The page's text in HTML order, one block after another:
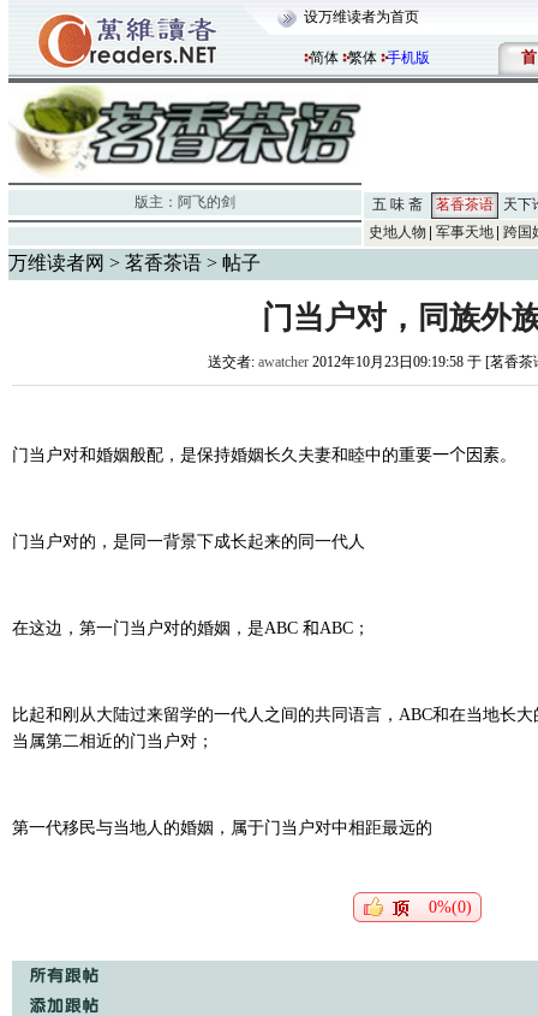
设万维读者为首页
简体 繁体 手机版 首
版主： 阿飞的剑 五 味 斋 茗香茶语
天下
史地人物
军事天地 跨国
万维读者网 > 茗香茶语 > 帖子
门当户对，同族外
送交者: awatcher2012年10月23日09:19:58 于 [茗香
门当户对和婚姻般配，是保持婚姻长久夫妻和睦中的重要一个因素。
门当户对的，是同一背景下成长起来的同一代人
在这边，第一门当户对的婚姻，是ABC 和ABC ；
比起和刚从大陆过来留学的一代人之间的共同语言，ABC和在当地长
当属第二相近的门当户对；
第一代移民与当地人的婚姻，属于门当户对中相距最远的
0%(0)